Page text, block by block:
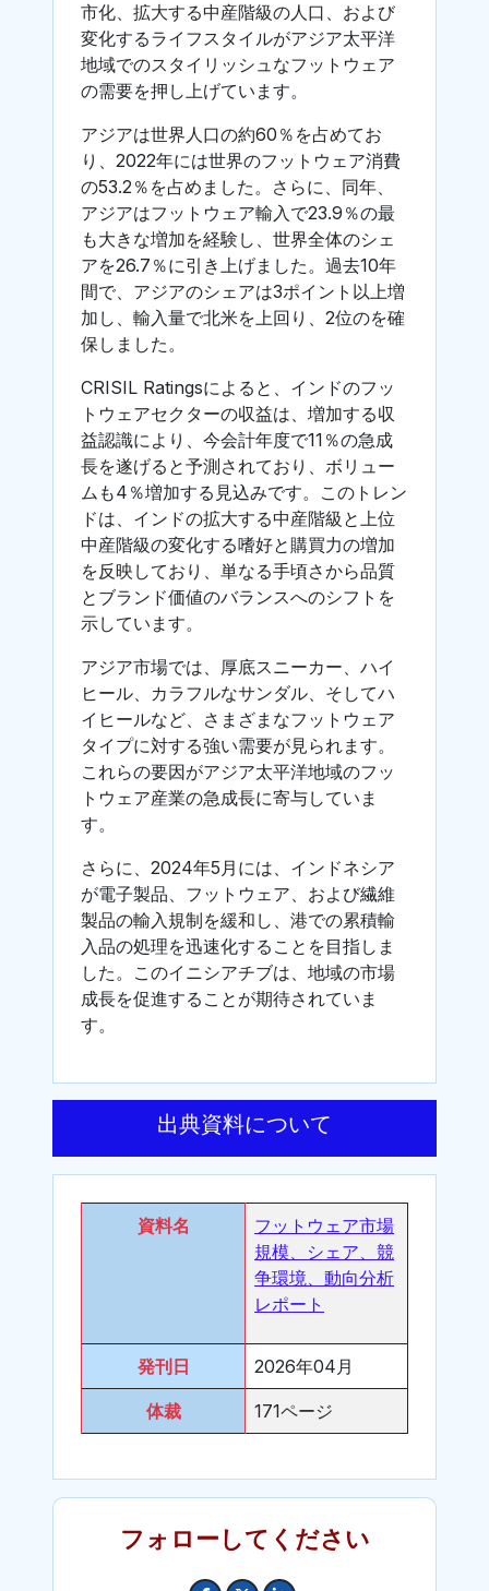
市化、拡大する中産階級の人口、および
変化するライフスタイルがアジア太平洋
地域でのスタイリッシュなフットウェア
の需要を押し上げています。
アジアは世界人口の約60％を占めてお
り、2022年には世界のフットウェア消費
の53.2％を占めました。さらに、同年、
アジアはフットウェア輸入で23.9％の最
も大きな増加を経験し、世界全体のシェ
アを26.7％に引き上げました。過去10年
間で、アジアのシェアは3ポイント以上増
加し、輸入量で北米を上回り、2位のを確
保しました。
CRISIL Ratingsによると、インドのフッ
トウェアセクターの収益は、増加する収
益認識により、今会計年度で11％の急成
長を遂げると予測されており、ボリュー
ムも4％増加する見込みです。このトレン
ドは、インドの拡大する中産階級と上位
中産階級の変化する嗜好と購買力の増加
を反映しており、単なる手頃さから品質
とブランド価値のバランスへのシフトを
示しています。
アジア市場では、厚底スニーカー、ハイ
ヒール、カラフルなサンダル、そしてハ
イヒールなど、さまざまなフットウェア
タイプに対する強い需要が見られます。
これらの要因がアジア太平洋地域のフッ
トウェア産業の急成長に寄与していま
す。
さらに、2024年5月には、インドネシア
が電子製品、フットウェア、および繊維
製品の輸入規制を緩和し、港での累積輸
入品の処理を迅速化することを目指しま
した。このイニシアチブは、地域の市場
成長を促進することが期待されていま
す。
出典資料について
資料名
フットウェア市場
規模、シェア、競
争環境、動向分析
レポート
発刊日 2026年04月
体裁 171ページ
フォローしてください